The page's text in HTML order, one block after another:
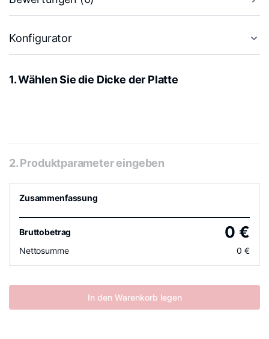
Konfigurator
1. Wählen Sie die Dicke der Platte
2. Produktparameter eingeben
Zusammenfassung
Bruttobetrag 0 €
Nettosumme 0 €
In den Warenkorb legen